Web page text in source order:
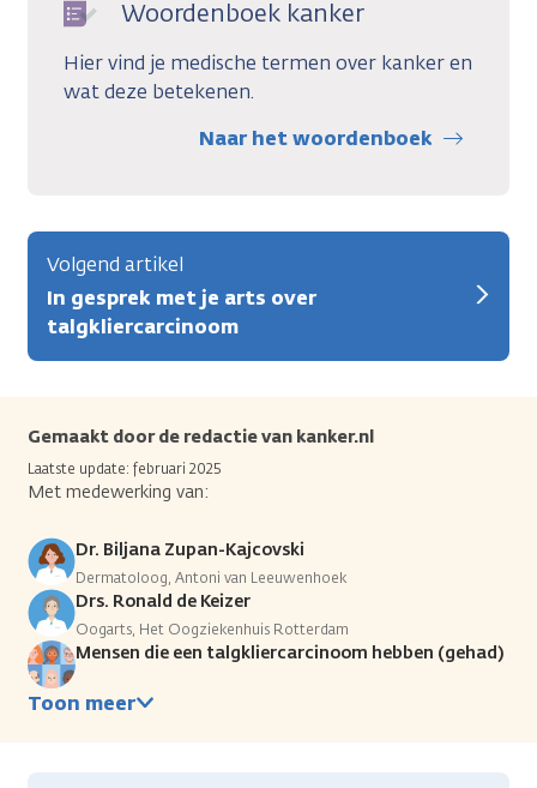
Woordenboek kanker
Hier vind je medische termen over kanker en
wat deze betekenen.
Naar het woordenboek
Volgend artikel
In gesprek met je arts over
talgkliercarcinoom
Gemaakt door de redactie van kanker.nl
Laatste update: februari 2025
Met medewerking van:
Dr. Biljana Zupan-Kajcovski
Dermatoloog, Antoni van Leeuwenhoek
Drs. Ronald de Keizer
Oogarts, Het Oogziekenhuis Rotterdam
Mensen die een talgkliercarcinoom hebben (gehad)
Toon meer